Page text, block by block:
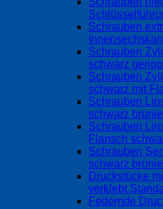
Schrauben
Schrauben
schwarz
Schrauben
schwarz mit
Schrauben
schwarz
Schrauben
Flansch
Schrauben
schwarz
Druckstücke
verklebt
Federnde